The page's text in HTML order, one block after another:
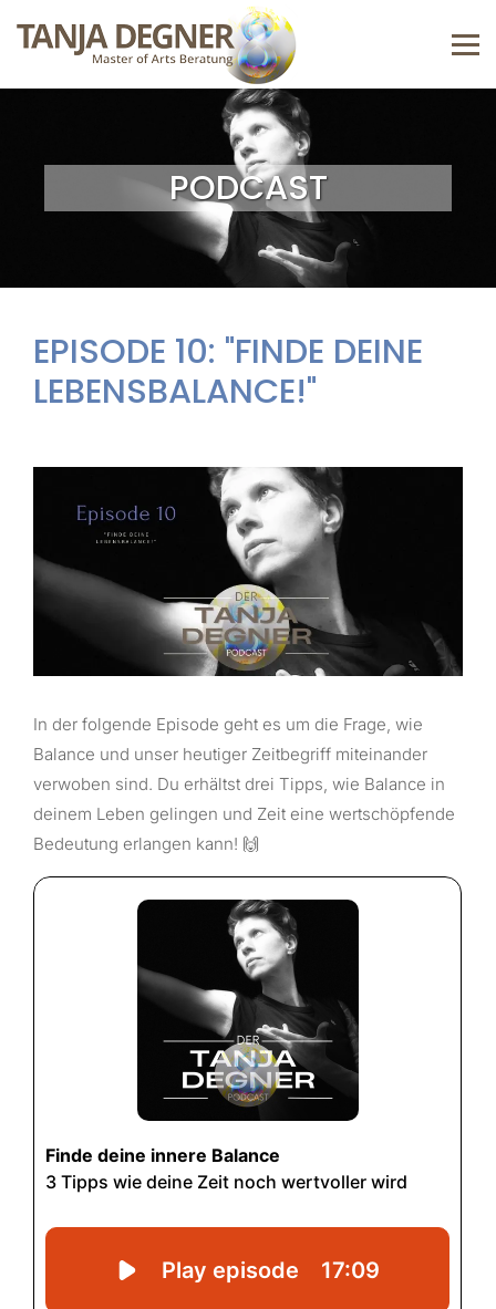
PODCAST
EPISODE 10: "FINDE DEINE
LEBENSBALANCE!"
In der folgende Episode geht es um die Frage, wie
Balance und unser heutiger Zeitbegriff miteinander
verwoben sind. Du erhältst drei Tipps, wie Balance in
deinem Leben gelingen und Zeit eine wertschöpfende
Bedeutung erlangen kann! 🙌